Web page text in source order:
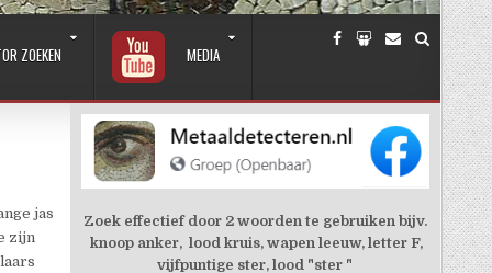
ZOEKEN MEDIA
jas
zijn
Zoek effectief door 2 woorden te gebruiken bijv.
knoop anker, lood kruis, wapen leeuw, letter F,
vijfpuntige ster, lood "ster "